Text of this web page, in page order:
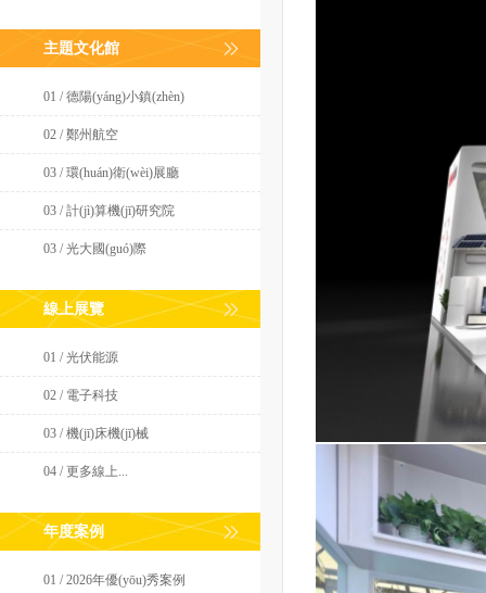
主題文化館
01 / 德陽(yáng)小鎮(zhèn)
02 / 鄭州航空
03 / 環(huán)衛(wèi)展廳
03 / 計(jì)算機(jī)研究院
03 / 光大國(guó)際
線上展覽
01 / 光伏能源
02 / 電子科技
03 / 機(jī)床機(jī)械
04 / 更多線上...
年度案例
01 / 2026年優(yōu)秀案例